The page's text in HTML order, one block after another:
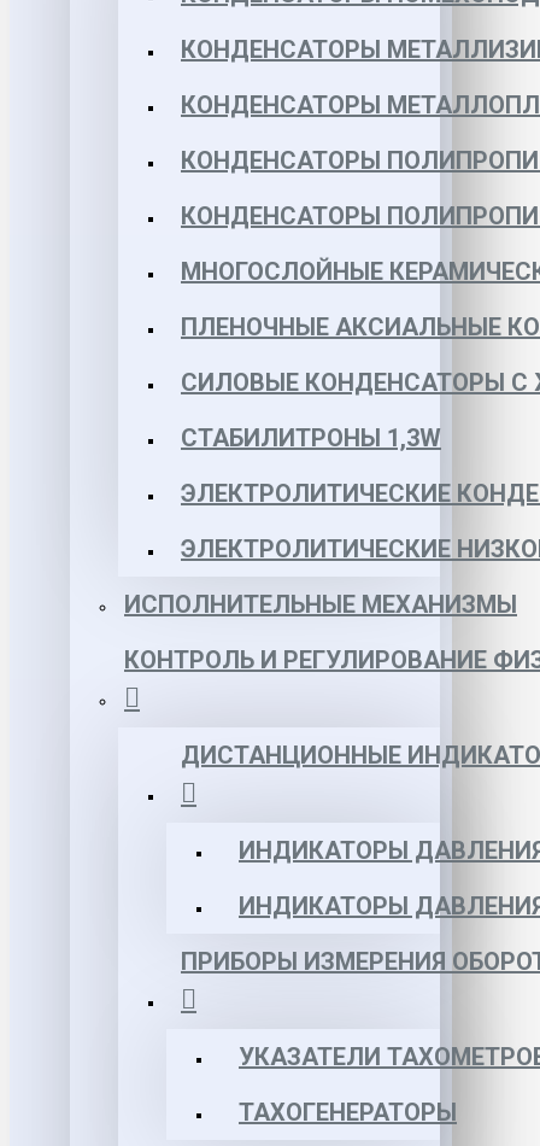
КОНДЕНСАТОРЫ
КОНДЕНСАТОРЫ
КОНДЕНСАТОРЫ
КОНДЕНСАТОРЫ
МНОГОСЛОЙНЫЕ
ПЛЕНОЧНЫЕ АКСИАЛЬНЫЕ
СИЛОВЫЕ КОНДЕНСАТОРЫ
СТАБИЛИТРОНЫ 1,3W
ЭЛЕКТРОЛИТИЧЕСКИЕ
ЭЛЕКТРОЛИТИЧЕСКИЕ
ИСПОЛНИТЕЛЬНЫЕ МЕХАНИЗМЫ
КОНТРОЛЬ И РЕГУЛИРОВАНИЕ
ДИСТАНЦИОННЫЕ
ИНДИКАТОРЫ
ИНДИКАТОРЫ
ПРИБОРЫ ИЗМЕРЕНИЯ
УКАЗАТЕЛИ
ТАХОГЕНЕРАТОРЫ